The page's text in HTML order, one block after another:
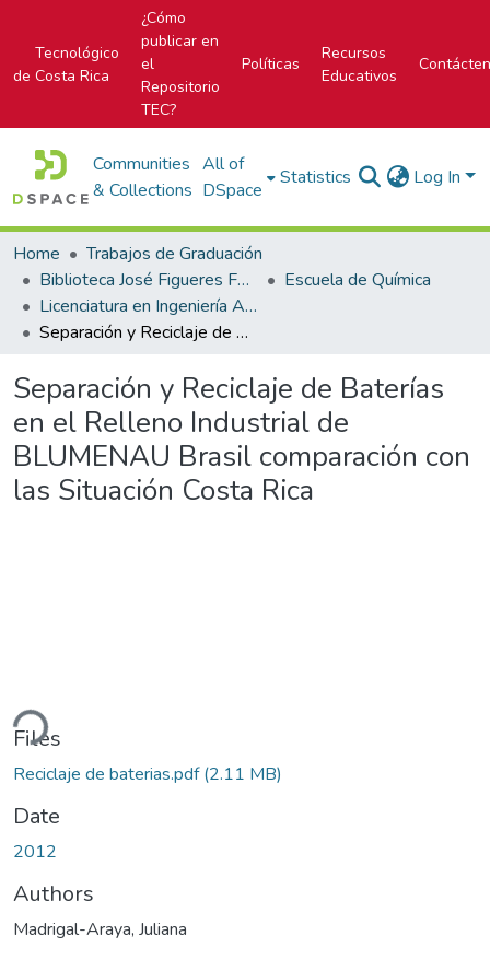
Tecnológico
de Costa Rica
¿Cómo
publicar en
el
Repositorio
TEC?
Políticas
Recursos
Educativos
Communities
& Collections
All of
DSpace
Statistics Log In
Home
Trabajos de Graduación
Biblioteca José Figueres Ferrer
Escuela de Química
Licenciatura en Ingeniería Ambiental
Separación y Reciclaje de Baterías en el Relleno Industrial de BLUMENAU Brasil comparación con las Situación Costa Rica
Separación y Reciclaje de Baterías
en el Relleno Industrial de
BLUMENAU Brasil comparación con
las Situación Costa Rica
Files
Reciclaje de baterias.pdf(2.11 MB)
Date
2012
Authors
Madrigal-Araya, Juliana